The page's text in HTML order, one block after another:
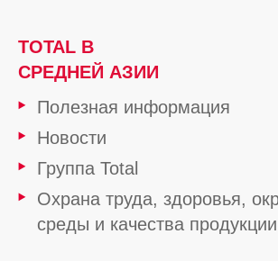
TOTAL В
СРЕДНЕЙ АЗИИ
Полезная информация
Новости
Группа Total
Охрана труда, здоровья,
среды и качества продукции